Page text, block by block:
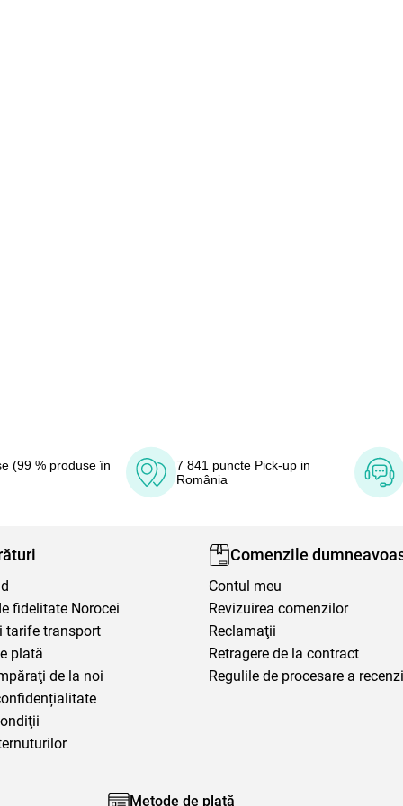
(99 % produse în
7 841 puncte Pick-up in
România
fidelitate Norocei
tarife transport
plată
de la noi
Comenzile
Contul meu
Revizuirea comenzilor
Reclamaţii
Retragere de la contract
Regulile de procesare a
Metode de plată